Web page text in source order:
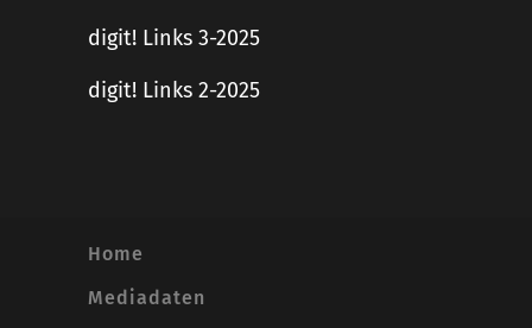
digit! Links 3-2025
digit! Links 2-2025
Home
Mediadaten